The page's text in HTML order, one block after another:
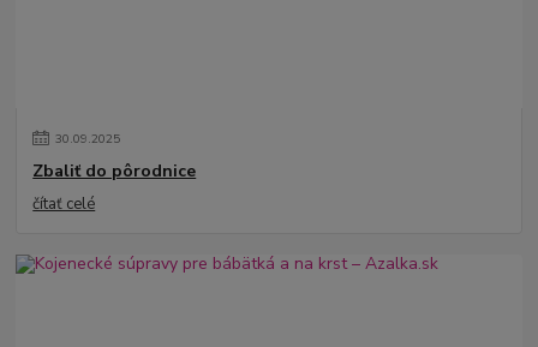
30.09.2025
Zbaliť do pôrodnice
čítať celé